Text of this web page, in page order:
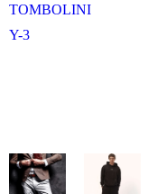
TOMBOLINI
Y-3